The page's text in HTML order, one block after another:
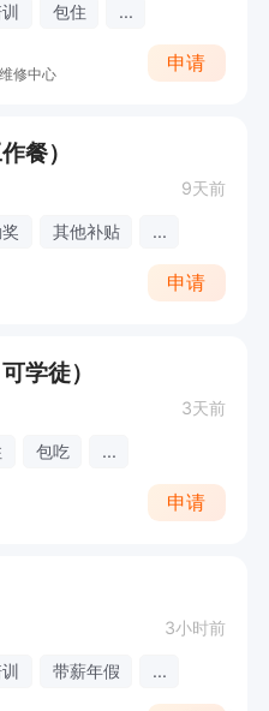
包住 ...
修中心
申请
餐）
9天前
其他补贴 ...
申请
学徒）
3天前
包吃 ...
申请
3小时前
带薪年假 ...